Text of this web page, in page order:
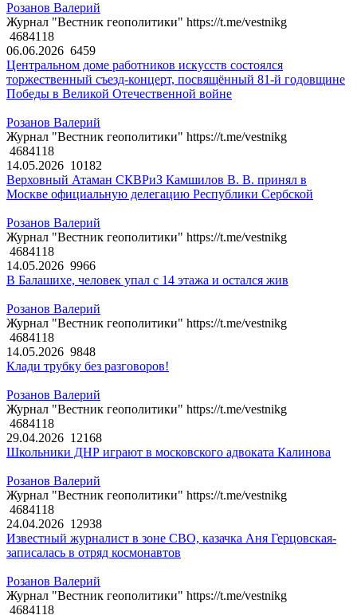
Розанов Валерий
Журнал "Вестник геополитики" https://t.me/vestnikg
4684118
06.06.2026 6459
Центральном доме работников искусств состоялся
торжественный съезд-концерт, посвящённый 81-й годовщине
Победы в Великой Отечественной войне
Розанов Валерий
Журнал "Вестник геополитики" https://t.me/vestnikg
4684118
14.05.2026 10182
Верховный Атаман СКВРиЗ Камшилов В. В. принял в
Москве официальную делегацию Республики Сербской
Розанов Валерий
Журнал "Вестник геополитики" https://t.me/vestnikg
4684118
14.05.2026 9966
В Балашихе, человек упал с 14 этажа и остался жив
Розанов Валерий
Журнал "Вестник геополитики" https://t.me/vestnikg
4684118
14.05.2026 9848
Клади трубку без разговоров!
Розанов Валерий
Журнал "Вестник геополитики" https://t.me/vestnikg
4684118
29.04.2026 12168
Школьники ДНР играют в московского адвоката Калинова
Розанов Валерий
Журнал "Вестник геополитики" https://t.me/vestnikg
4684118
24.04.2026 12938
Известный журналист в зоне СВО, казачка Аня Герцовская-
записалась в отряд космонавтов
Розанов Валерий
Журнал "Вестник геополитики" https://t.me/vestnikg
4684118